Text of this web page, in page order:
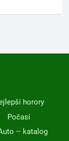
horory
Počasí
– katalog